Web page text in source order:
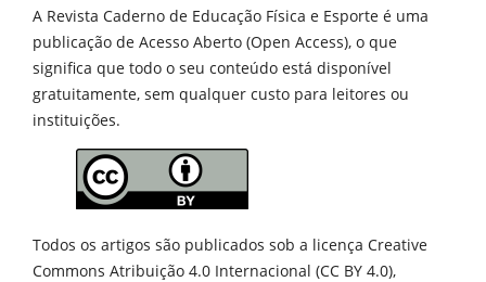
A Revista Caderno de Educação Física e Esporte é uma
publicação de Acesso Aberto (Open Access), o que
significa que todo o seu conteúdo está disponível
gratuitamente, sem qualquer custo para leitores ou
instituições.
Todos os artigos são publicados sob a licença Creative
Commons Atribuição 4.0 Internacional (CC BY 4.0),